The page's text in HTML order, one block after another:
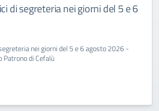
di segreteria nei giorni del 5 e 6
nei giorni del 5 e 6 agosto 2026 -
Patrono di Cefalù